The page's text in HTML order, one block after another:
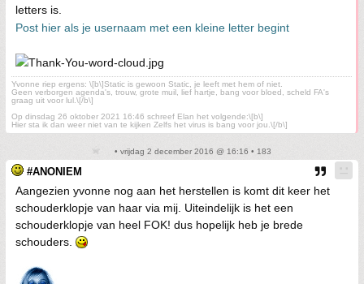
letters is.
Post hier als je usernaam met een kleine letter begint
Yvonne riep ergens: \[b\]Static is gewoon Static, je leeft met hem of niet.
Geen verborgen agenda's, trouw, grote muil, lief hartje, bang voor bloed, scheld FA's
graag uit voor lul.\[/b\]
Op dinsdag 26 oktober 2021 16:46 schreef Elan het volgende:\[b\]
Hier sta ik dan weer niet van te kijken Zelfs het virus is bang voor jou.\[/b\]
• vrijdag 2 december 2016 @ 16:16 • 183
#ANONIEM
Aangezien yvonne nog aan het herstellen is komt dit keer het
schouderklopje van haar via mij. Uiteindelijk is het een
schouderklopje van heel FOK! dus hopelijk heb je brede
schouders.